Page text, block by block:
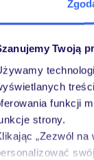
Twoją
funkcji
strony.
„Zezwól
WSZYSTKIE OFERTY